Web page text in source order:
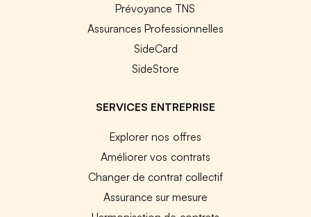
Prévoyance TNS
Assurances Professionnelles
SideCard
SideStore
SERVICES ENTREPRISE
Explorer nos offres
Améliorer vos contrats
Changer de contrat collectif
Assurance sur mesure